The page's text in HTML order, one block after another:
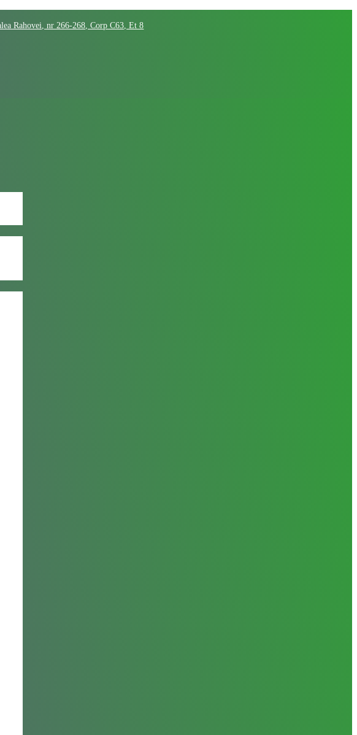
Rahovei, nr 266-268, Corp C63, Et 8